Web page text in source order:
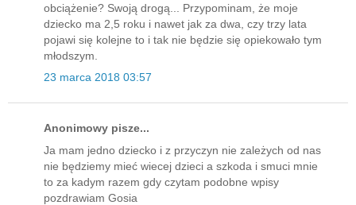
obciążenie? Swoją drogą... Przypominam, że moje
dziecko ma 2,5 roku i nawet jak za dwa, czy trzy lata
pojawi się kolejne to i tak nie będzie się opiekowało tym
młodszym.
23 marca 2018 03:57
Anonimowy pisze...
Ja mam jedno dziecko i z przyczyn nie zależych od nas
nie będziemy mieć wiecej dzieci a szkoda i smuci mnie
to za kadym razem gdy czytam podobne wpisy
pozdrawiam Gosia